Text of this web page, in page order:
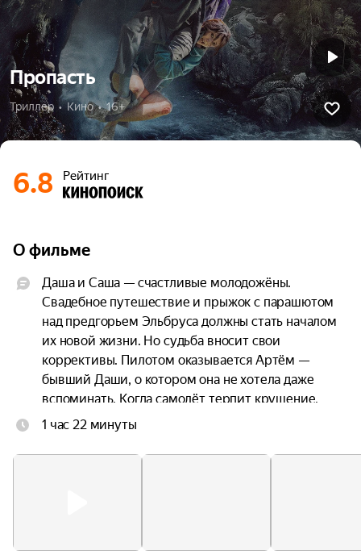
Пропасть
Триллер  •  Кино  •  16+
6.8 Рейтинг
О фильме
Даша и Саша — счастливые молодожёны.
Свадебное путешествие и прыжок с парашютом
над предгорьем Эльбруса должны стать началом
их новой жизни. Но судьба вносит свои
коррективы. Пилотом оказывается Артём —
бывший Даши, о котором она не хотела даже
вспоминать. Когда самолёт терпит крушение,
троим приходится прыгать без подготовки.
— но оказываются подвешены над горной
1 час 22 минуты